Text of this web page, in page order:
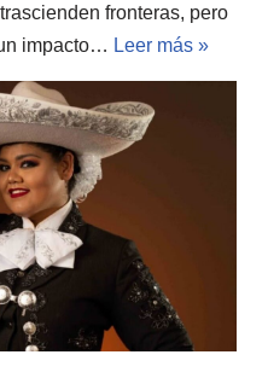
fronteras, pero
impacto… Leer más »